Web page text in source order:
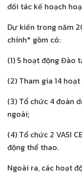
đối tác kế hoạch
Dự kiến trong năm
chính* gồm có:
(1) 5 hoạt động Đào
(2) Tham gia 14
(3) Tổ chức 4 đoàn
ngoài;
(4) Tổ chức 2 VASI
động thể thao.
Ngoài ra, các hoạt